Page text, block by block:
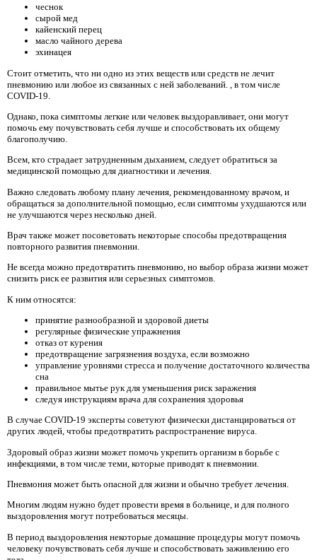
чеснок
сырой мед
кайенский перец
масло чайного дерева
эхинацея
Стоит отметить, что ни одно из этих веществ или средств не лечит
пневмонию или любое из связанных с ней заболеваний. , в том числе
COVID-19.
Однако, пока симптомы легкие или человек выздоравливает, они могут
помочь ему почувствовать себя лучше и способствовать их общему
благополучию.
Всем, кто страдает затрудненным дыханием, следует обратиться за
медицинской помощью для диагностики и лечения.
Важно следовать любому плану лечения, рекомендованному врачом, и
обращаться за дополнительной помощью, если симптомы ухудшаются или
не улучшаются через несколько дней.
Врач также может посоветовать некоторые способы предотвращения
повторного развития пневмонии.
Не всегда можно предотвратить пневмонию, но выбор образа жизни может
снизить риск ее развития или серьезных симптомов.
К ним относятся:
принятие разнообразной и здоровой диеты
регулярные физические упражнения
отказ от курения
предотвращение загрязнения воздуха, если возможно
управление уровнями стресса и получение достаточного количества
сна
правильное мытье рук для уменьшения риск заражения
следуя инструкциям врача для сохранения здоровья
В случае COVID-19 эксперты советуют физически дистанцироваться от
других людей, чтобы предотвратить распространение вируса.
Здоровый образ жизни может помочь укрепить организм в борьбе с
инфекциями, в том числе теми, которые приводят к пневмонии.
Пневмония может быть опасной для жизни и обычно требует лечения.
Многим людям нужно будет провести время в больнице, и для полного
выздоровления могут потребоваться месяцы.
В период выздоровления некоторые домашние процедуры могут помочь
человеку почувствовать себя лучше и способствовать заживлению его